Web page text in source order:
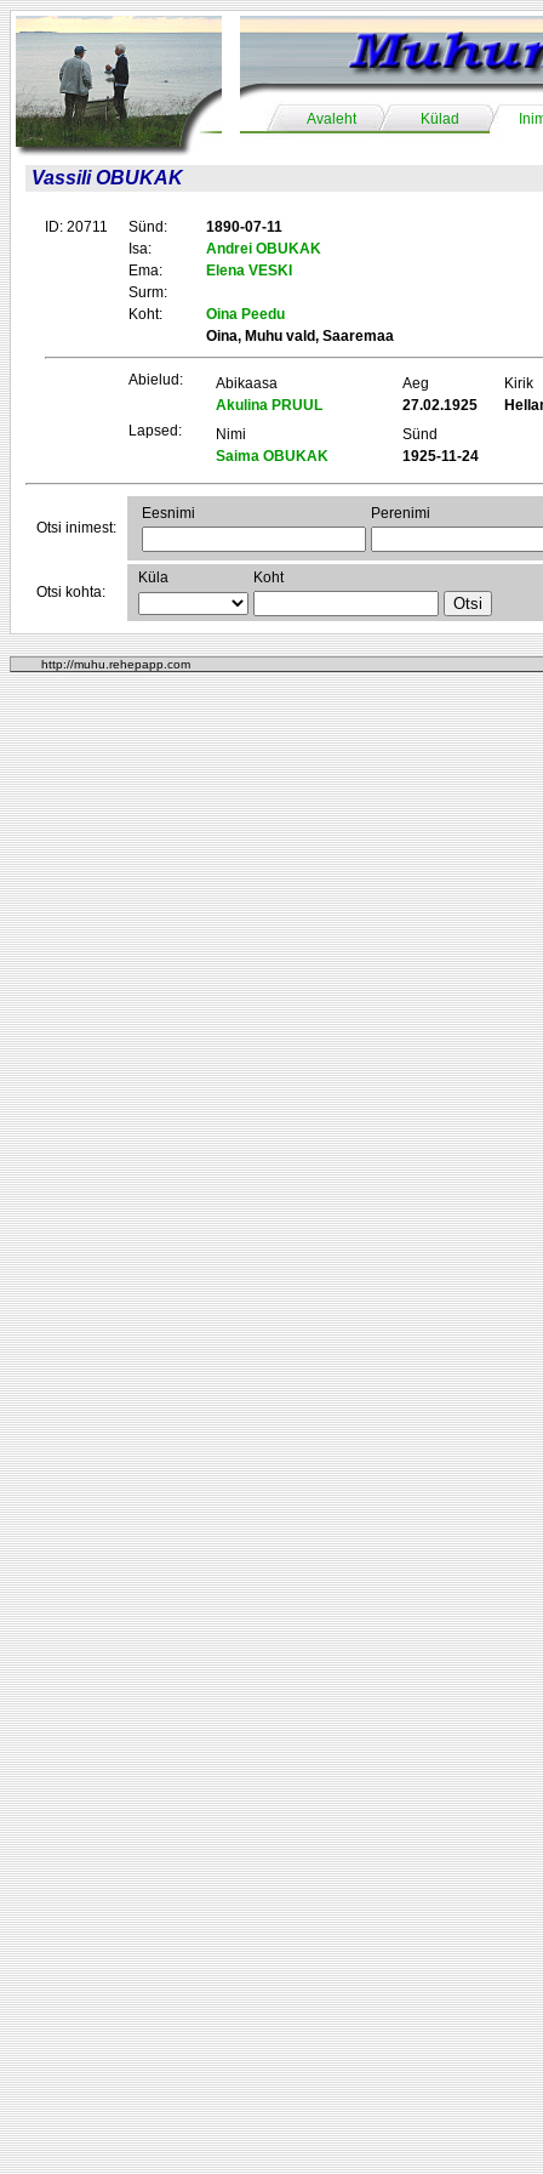
Avaleht Külad
Vassili OBUKAK
ID: 20711 Sünd:
1890-07-11
Isa:
Andrei OBUKAK
Ema:
Elena VESKI
Surm:
Koht:
Oina Peedu
Oina, Muhu vald, Saaremaa
Abielud: Abikaasa Aeg
Kirik
Akulina PRUUL
27.02.1925
Lapsed:
Nimi
Sünd
Saima OBUKAK
1925-11-24
Otsi inimest:
Eesnimi Perenimi
Otsi kohta:
Küla Koht
http://muhu.rehepapp.com